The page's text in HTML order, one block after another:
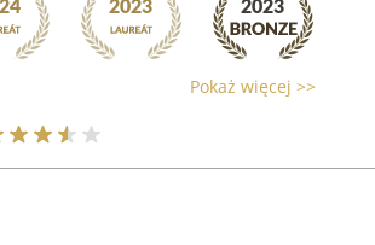
Pokaż więcej >>